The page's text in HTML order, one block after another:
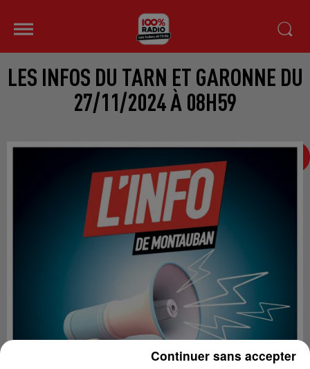
LES INFOS DU TARN ET GARONNE DU
27/11/2024 À 08H59
Continuer sans accepter